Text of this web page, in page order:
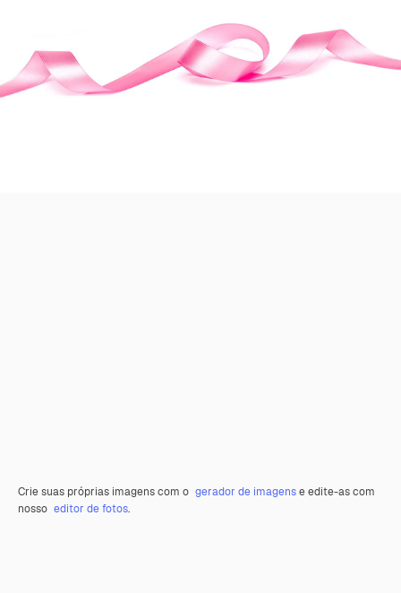
Crie suas próprias imagens com o gerador de imagense edite-as com
nosso editor de fotos.